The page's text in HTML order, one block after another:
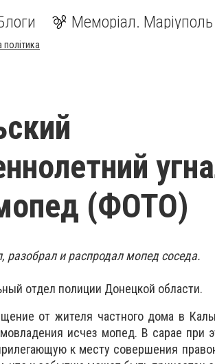
Меморіал. Маріуполь
політика
(ФОТО)
разобрал и распродал мопед соседа.
отдел полиции Донецкой области.
от жителя частного дома в
исчез мопед. В сарае при
к месту совершения